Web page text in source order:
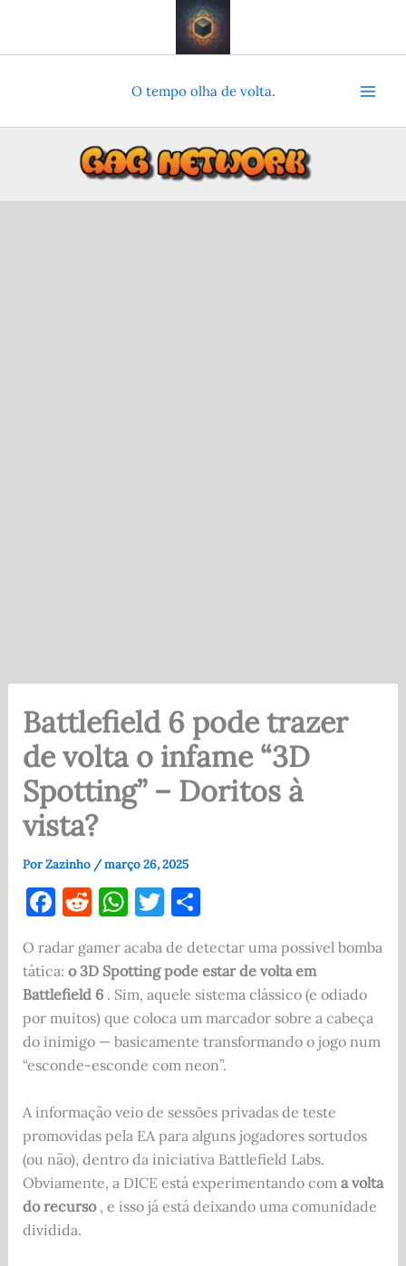
o
O tempo olha de volta.
Battlefield 6 pode trazer
de volta o infame “3D
Spotting” – Doritos à
vista?
PorZazinho /março 26, 2025
F
c
e
b
o
o
k
R
d
di
t
W
at
s
A
p
p
T
it
te
r
S
ar
e
O radar gamer acaba de detectar uma possível bomba
tática: o 3D Spotting pode estar de volta em
Battlefield 6. Sim, aquele sistema clássico (e odiado
por muitos) que coloca um marcador sobre a cabeça
do inimigo — basicamente transformando o jogo num
“esconde-esconde com neon”.
A informação veio de sessões privadas de teste
promovidas pela EA para alguns jogadores sortudos
(ou não), dentro da iniciativa Battlefield Labs.
Obviamente, a DICE está experimentando com a volta
do recurso, e isso já está deixando uma comunidade
dividida.